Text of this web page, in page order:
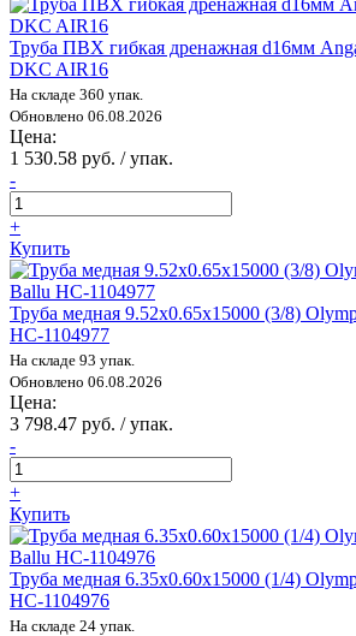
Труба ПВХ гибкая дренажная d16мм
DKC AIR16
На складе 360 упак.
Обновлено 06.08.2026
Цена:
1 530.58 руб. / упак.
-
+
Купить
Труба медная 9.52х0.65х15000 (3/8)
НС-1104977
На складе 93 упак.
Обновлено 06.08.2026
Цена:
3 798.47 руб. / упак.
-
+
Купить
Труба медная 6.35х0.60х15000 (1/4)
НС-1104976
На складе 24 упак.